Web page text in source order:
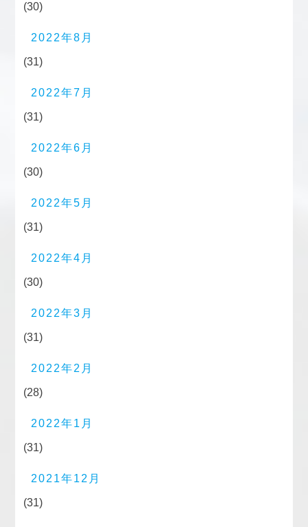
(30)
2022年8月
(31)
2022年7月
(31)
2022年6月
(30)
2022年5月
(31)
2022年4月
(30)
2022年3月
(31)
2022年2月
(28)
2022年1月
(31)
2021年12月
(31)